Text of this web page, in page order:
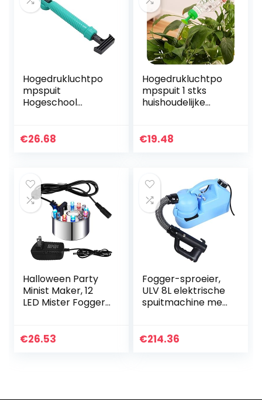
Hogedrukluchtpo
mpspuit
Hogeschool
Luchtpomp
€26.68
Hogedrukluchtpo
mpspuit 1 stks
huishoudelijke
handmatige
€19.48
Halloween Party
Minist Maker, 12
LED Mister Fogger
Verstuiver
€26.53
Fogger-sproeier,
ULV 8L elektrische
spuitmachine met
buitenhuistuinland
€214.36